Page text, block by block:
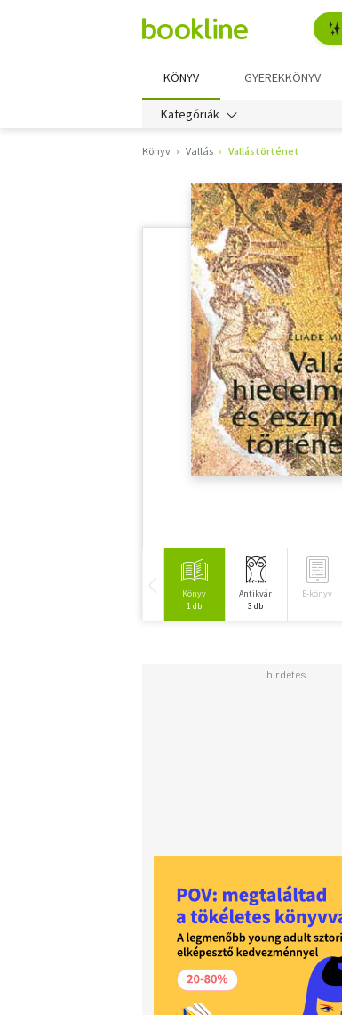
KÖNYV GYEREKKÖNYV
Kategóriák
Könyv Vallás Vallástörténet
Könyv
1 db
Antikvár
3 db
E-könyv